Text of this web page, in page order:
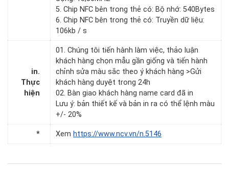
5. Chip NFC bên trong thẻ có: Bộ nhớ: 540Bytes
6. Chip NFC bên trong thẻ có: Truyền dữ liệu:
106kb / s
in.
Thực
hiện
01. Chúng tôi tiến hành làm việc, thảo luận
khách hàng chọn mẫu gần giống và tiến hành
chỉnh sửa màu sắc theo ý khách hàng >Gửi
khách hàng duyệt trong 24h
02. Bàn giao khách hàng name card đã in
Lưu ý: bản thiết kế và bản in ra có thể lệnh màu
+/- 20%
* Xem https://www.ncv.vn/n.5146